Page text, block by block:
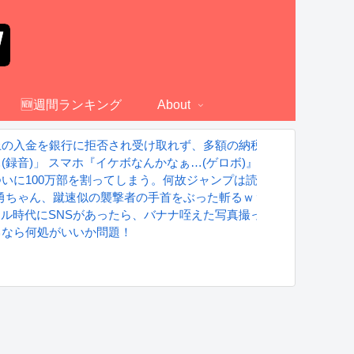
🆕週間ランキング About
入金を銀行に拒否され受け取れず、多額の納税義務だけが残る
録音)」 スマホ『イケボなんかなぁ…(ゲロボ)』←これｗｗｗ
に100万部を割ってしまう。何故ジャンプは読まれなくなった
ちゃん、蹴速似の襲撃者の手首をぶった斬るｗｗｗｗ
時代にSNSがあったら、バナナ咥えた写真撮ってたと思う」
ら何処がいいか問題！